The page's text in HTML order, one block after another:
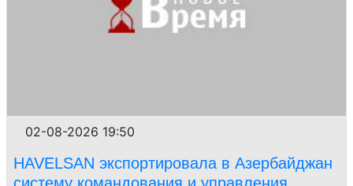
02-08-2026 19:50
HAVELSAN экспортировала в Азербайджан